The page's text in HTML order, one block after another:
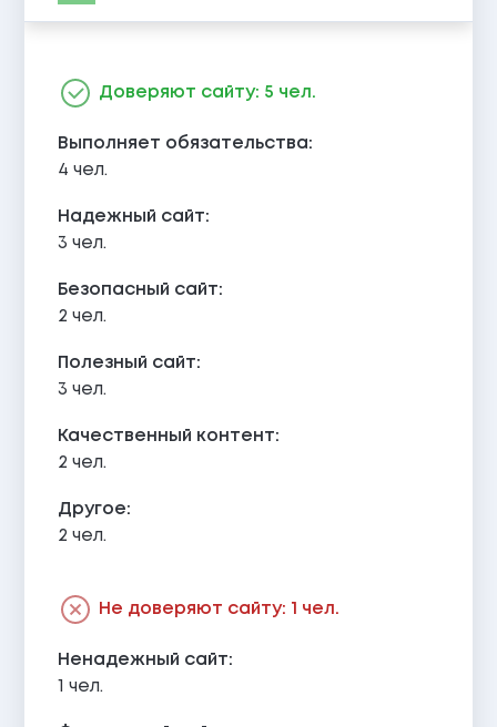
Доверяют сайту: 5 чел.
Выполняет обязательства:
4 чел.
Надежный сайт:
3 чел.
Безопасный сайт:
2 чел.
Полезный сайт:
3 чел.
Качественный контент:
2 чел.
Другое:
2 чел.
Не доверяют сайту: 1 чел.
Ненадежный сайт:
1 чел.